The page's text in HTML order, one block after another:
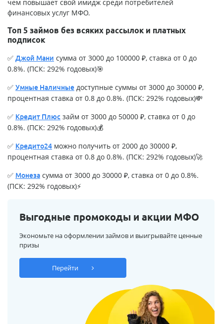
чем повышает свой имидж среди потребителей
финансовых услуг МФО.
Топ 5 займов без всяких рассылок и платных
подписок
✅ Джой Мани сумма от 3000 до 100000 ₽, ставка от 0 до
0.8%. (ПСК: 292% годовых)🎯
✅ Умные Наличные доступные суммы от 3000 до 30000 ₽,
процентная ставка от 0.8 до 0.8%. (ПСК: 292% годовых)💸
✅ Кредит Плюс займ от 3000 до 50000 ₽, ставка от 0 до
0.8%. (ПСК: 292% годовых)💰
✅ Кредито24 можно получить от 2000 до 30000 ₽,
процентная ставка от 0.8 до 0.8%. (ПСК: 292% годовых)🚀
✅ Монеза сумма от 3000 до 30000 ₽, ставка от 0 до 0.8%.
(ПСК: 292% годовых)⚡
Выгодные промокоды и акции МФО
Экономьте на оформлении займов и выигрывайте ценные
призы
Перейти